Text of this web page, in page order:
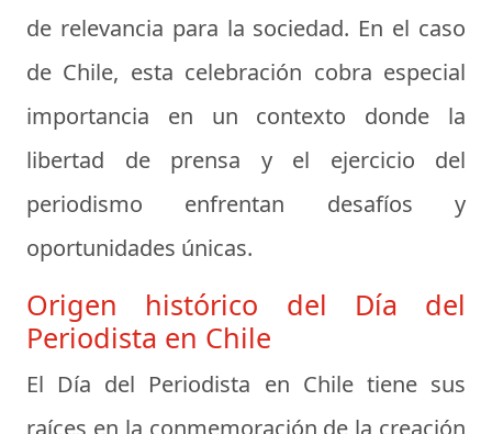
de relevancia para la sociedad. En el caso
de Chile, esta celebración cobra especial
importancia en un contexto donde la
libertad de prensa y el ejercicio del
periodismo enfrentan desafíos y
oportunidades únicas.
Origen histórico del Día del
Periodista en Chile
El Día del Periodista en Chile tiene sus
raíces en la conmemoración de la creación